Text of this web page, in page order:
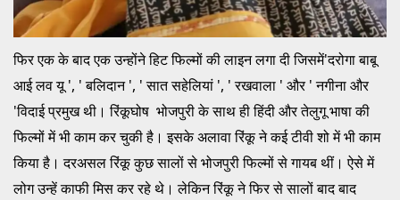
फिर एक के बाद एक उन्होंने हिट फिल्मों की लाइन लगा दी जिसमें'दरोगा बाबू
आई लव यू ', ' बलिदान ', ' सात सहेलियां ', ' रखवाला ' और ' नगीना और
'विदाई प्रमुख थी। रिंकूघोष भोजपुरी के साथ ही हिंदी और तेलुगू भाषा की
फिल्मों में भी काम कर चुकी है। इसके अलावा रिंकू ने कई टीवी शो में भी काम
किया है। दरअसल रिंकू कुछ सालों से भोजपुरी फिल्मों से गायब थीं। ऐसे में
लोग उन्हें काफी मिस कर रहे थे। लेकिन रिंकू ने फिर से सालों बाद बाद